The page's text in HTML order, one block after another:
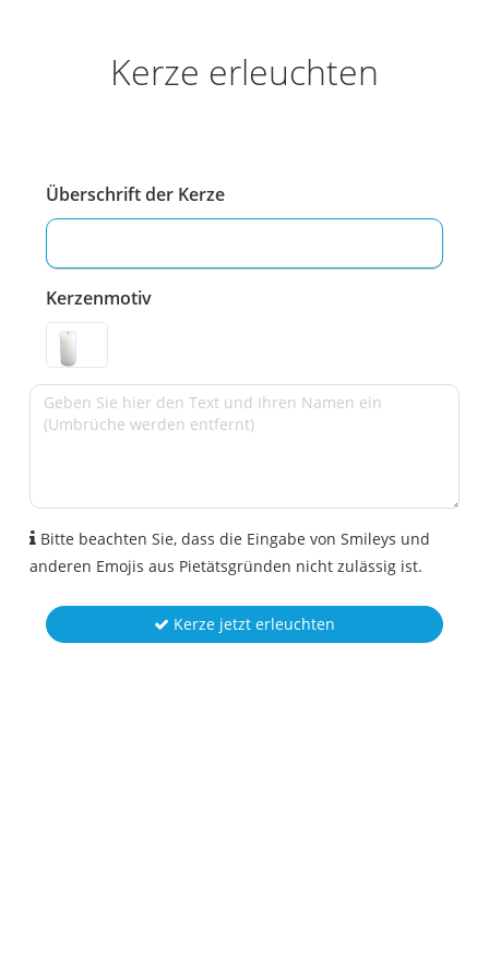
Kerze erleuchten
Überschrift der Kerze
Kerzenmotiv
Bitte beachten Sie, dass die Eingabe von Smileys und
anderen Emojis aus Pietätsgründen nicht zulässig ist.
Kerze jetzt erleuchten